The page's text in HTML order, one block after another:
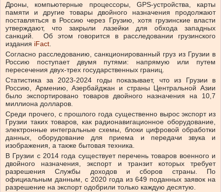
Дроны, компьютерные процессоры, GPS-устройства, карты
памяти и другие товары двойного назначения продолжают
поставляться в Россию через Грузию, хотя грузинские власти
утверждают, что закрыли лазейки для обхода западных
санкций. Об этом говорится в расследовании грузинского
издания iFact.
Согласно расследованию, санкционированный груз из Грузии в
Россию поступает двумя путями: напрямую или путем
пересечения двух-трех государственных границ.
Статистика за 2023-2024 годы показывает, что из Грузии в
Россию, Армению, Азербайджан и страны Центральной Азии
было экспортировано товаров двойного назначения на 10,7
миллиона долларов.
Среди прочего, с прошлого года существенно вырос экспорт из
Грузии таких товаров, как радионавигационное оборудование,
электронные интегральные схемы, блоки цифровой обработки
данных, оборудование для приема и передачи звука и
изображения, а также бытовая техника.
В Грузии с 2014 года существует перечень товаров военного и
двойного назначения, экспорт и транзит которых требует
разрешения Службы доходов и сборов страны. По
официальным данным, с 2020 года из 649 поданных заявок на
разрешение на экспорт одобрили только каждую десятую.